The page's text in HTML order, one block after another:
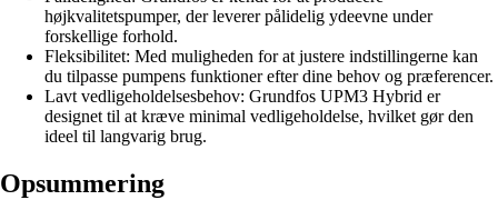
højkvalitetspumper, der leverer pålidelig ydeevne under
forskellige forhold.
Fleksibilitet: Med muligheden for at justere indstillingerne kan
du tilpasse pumpens funktioner efter dine behov og præferencer.
Lavt vedligeholdelsesbehov: Grundfos UPM3 Hybrid er
designet til at kræve minimal vedligeholdelse, hvilket gør den
ideel til langvarig brug.
Opsummering